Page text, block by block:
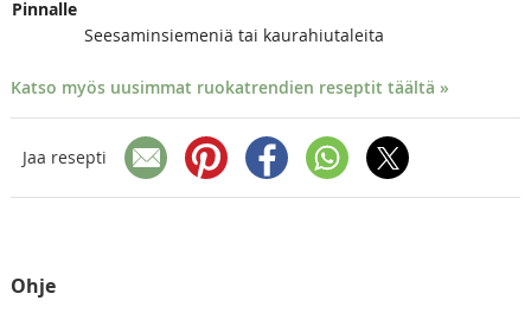
Pinnalle
Seesaminsiemeniä tai kaurahiutaleita
Katso myös uusimmat ruokatrendien reseptit täältä »
Jaa resepti
Ohje